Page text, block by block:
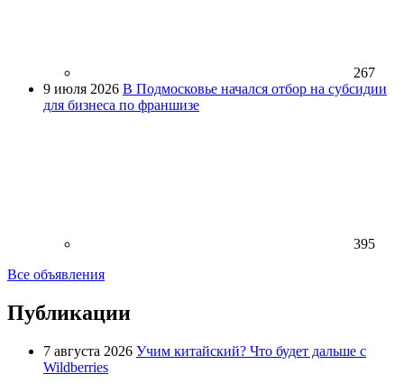
267
9 июля 2026 В Подмосковье начался отбор на субсидии
для бизнеса по франшизе
395
Все объявления
Публикации
7 августа 2026 Учим китайский? Что будет дальше с
Wildberries